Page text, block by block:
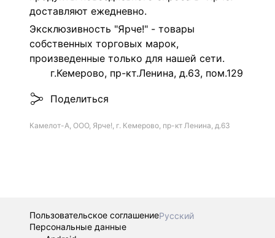
доставляют ежедневно.
Эксклюзивность "Ярче!" - товары
собственных торговых марок,
произведенные только для нашей сети.
г.Кемерово, пр-кт.Ленина, д.63, пом.129
Поделиться
Камелот-А, ООО, Ярче!, г. Кемерово, пр-кт Ленина, д.63
Пользовательское соглашениеРусский
Персональные данные